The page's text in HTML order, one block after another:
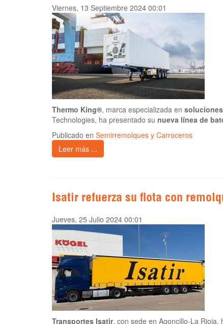
Viernes, 13 Septiembre 2024 00:01
Thermo King®, marca especializada en
Technologies, ha presentado su nueva línea de
Publicado en Semirremolques y Carroceros
Leer más ...
Isatir refuerza su flota con
Jueves, 25 Julio 2024 00:01
Transportes Isatir, con sede en Agoncillo-La